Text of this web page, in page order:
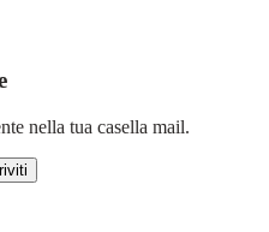
nella tua casella mail.